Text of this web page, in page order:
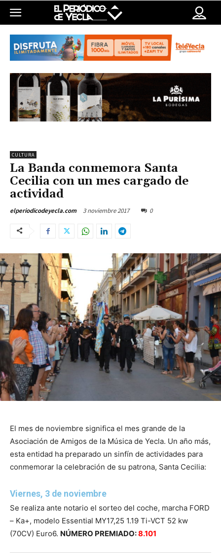
CULTURA
La Banda conmemora Santa
Cecilia con un mes cargado de
actividad
elperiodicodeyecla.com 3 noviembre 2017 0
El mes de noviembre significa el mes grande de la
Asociación de Amigos de la Música de Yecla. Un año más,
esta entidad ha preparado un sinfín de actividades para
conmemorar la celebración de su patrona, Santa Cecilia:
Viernes, 3 de noviembre
Se realiza ante notario el sorteo del coche, marcha FORD
– Ka+, modelo Essential MY17,25 1.19 Ti-VCT 52 kw
(70CV) Euro6. NÚMERO PREMIADO:8.101